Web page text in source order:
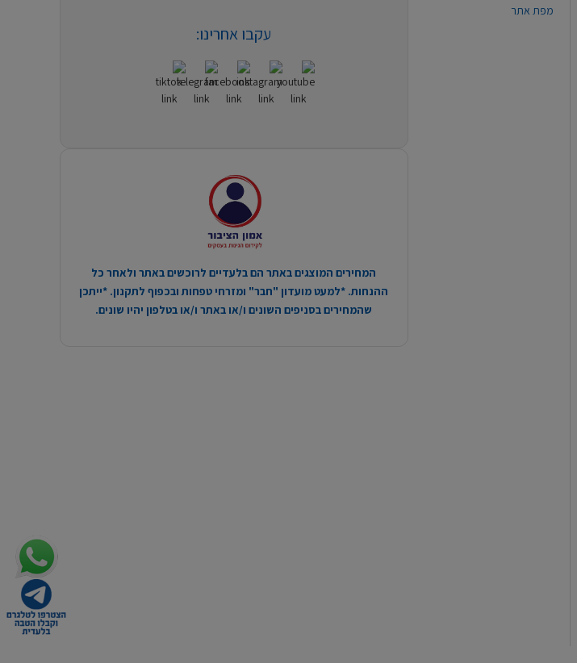
מפת אתר
עקבו אחרינו:
המחירים המוצגים באתר הם בלעדיים לרוכשים באתר ולאחר כל
ההנחות. *למעט מועדון "חבר" ומזרחי טפחות ובכפוף לתקנון. *ייתכן
שהמחירים בסניפים השונים ו/או באתר ו/או בטלפון יהיו שונים.